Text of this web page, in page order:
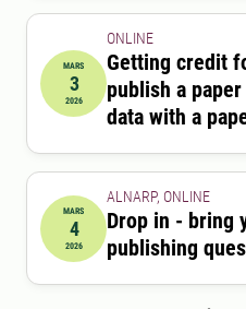
2026-03-03 12:15:00till
MARS
3
2026
ONLINE
Getting credit
publish a
data with a
2026-03-04 12:15:00
MARS
4
2026
ALNARP, ONLINE
Drop in - bring
publishing